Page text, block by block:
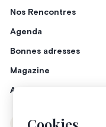
Nos Rencontres
Agenda
Bonnes adresses
Magazine
Annonceurs
Instagram